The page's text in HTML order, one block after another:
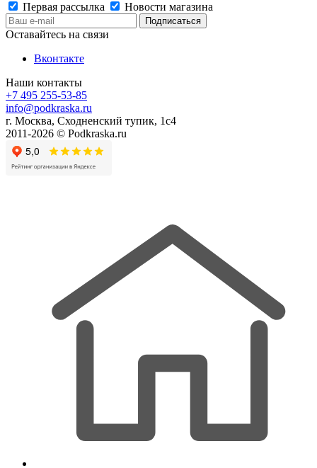
Первая рассылка
Новости магазина
Оставайтесь на связи
Вконтакте
Наши контакты
+7 495 255-53-85
info@podkraska.ru
г. Москва, Сходненский тупик, 1с4
2011-2026 © Podkraska.ru